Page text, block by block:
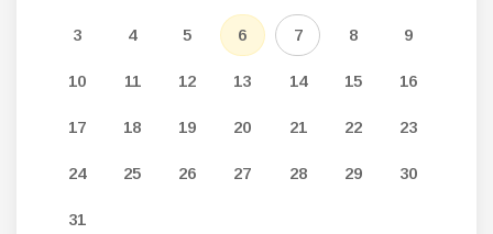
3 4 5 6 7 8 9
10 11 12 13 14 15 16
17 18 19 20 21 22 23
24 25 26 27 28 29 30
31